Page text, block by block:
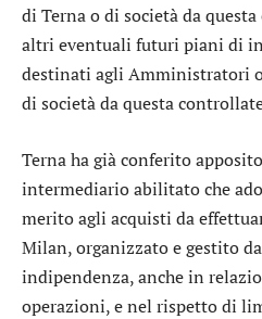
di Terna o di società da
altri eventuali futuri piani di
destinati agli Amministratori
di società da questa
Terna ha già conferito apposito
intermediario abilitato che
merito agli acquisti da
Milan, organizzato e gestito
indipendenza, anche in
operazioni, e nel rispetto di